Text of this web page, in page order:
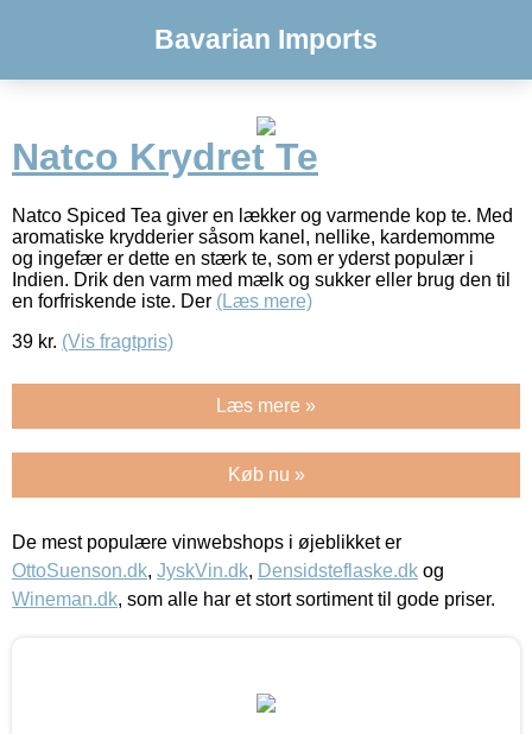
Bavarian Imports
Natco Krydret Te
Natco Spiced Tea giver en lækker og varmende kop te. Med
aromatiske krydderier såsom kanel, nellike, kardemomme
og ingefær er dette en stærk te, som er yderst populær i
Indien. Drik den varm med mælk og sukker eller brug den til
en forfriskende iste. Der (Læs mere)
39 kr. (Vis fragtpris)
Læs mere »
Køb nu »
De mest populære vinwebshops i øjeblikket er
OttoSuenson.dk, JyskVin.dk, Densidsteflaske.dk og
Wineman.dk, som alle har et stort sortiment til gode priser.